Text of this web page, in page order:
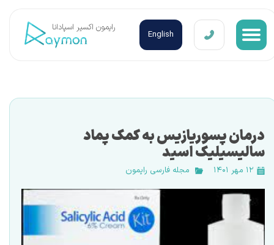
درمان پسوریازیس به کمک پماد
سالیسیلیک اسید
۱۲ مهر ۱۴۰۱ مجله فارسی رایمون
​رایمون اکسیر اسپادانا
English